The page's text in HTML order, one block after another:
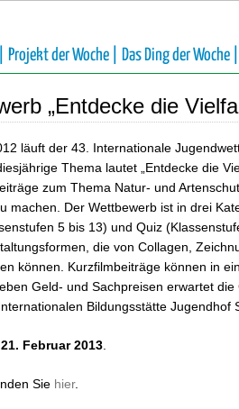
Projekt der Woche | Das Ding der Woche |
„Entdecke die
läuft der 43. Internationale
Thema lautet „Entdecke die
zum Thema Natur- und
machen. Der Wettbewerb ist in drei
5 bis 13) und Quiz
die von Collagen,
können. Kurzfilmbeiträge können in
Geld- und Sachpreisen erwartet
Bildungsstätte Jugendhof
21. Februar 2013
Sie hier.